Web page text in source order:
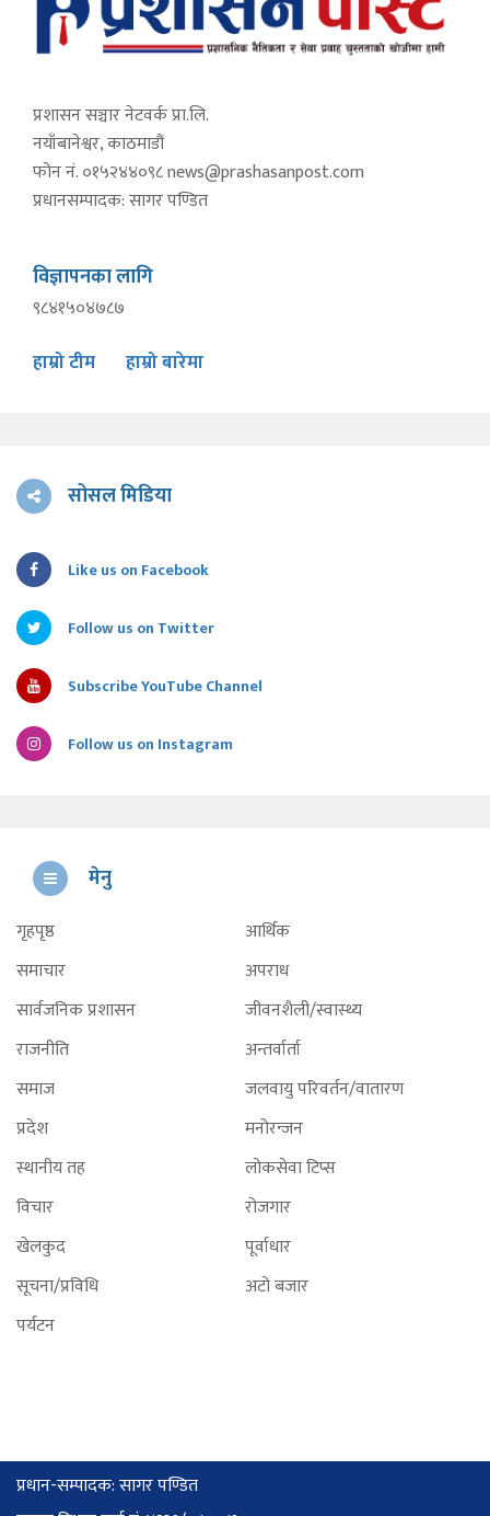
प्रशासन सञ्चार नेटवर्क प्रा.लि.
नयाँबानेश्वर, काठमाडौं
फोन नं. ०१५२४४०९८news@prashasanpost.com
प्रधानसम्पादक: सागर पण्डित
विज्ञापनका लागि
९८४१५०४७८७
हाम्रो टीम हाम्रो बारेमा
सोसल मिडिया
Like us on Facebook
Follow us on Twitter
Subscribe YouTube Channel
Follow us on Instagram
मेनु
गृहपृष्ठ
समाचार
सार्वजनिक प्रशासन
राजनीति
समाज
प्रदेश
स्थानीय तह
विचार
खेलकुद
सूचना/प्रविधि
पर्यटन
आर्थिक
अपराध
जीवनशैली/स्वास्थ्य
अन्तर्वार्ता
जलवायु परिवर्तन/वातारण
मनोरन्जन
लोकसेवा टिप्स
रोजगार
पूर्वाधार
अटो बजार
प्रधान-सम्पादक: सागर पण्डित